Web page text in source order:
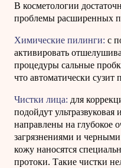
В косметологии
проблемы расширенных
Химические пилинги: с
активировать
процедуры сальные
что автоматически
Чистки лица: для
подойдут
направлены на глубокое
загрязнениями и
кожу наносятся
протоки. Такие чистки